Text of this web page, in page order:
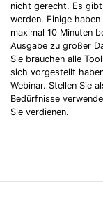
nicht gerecht. Es
werden. Einige
maximal 10 Minuten
Ausgabe zu großer
Sie brauchen alle
sich vorgestellt
Webinar. Stellen Sie
Bedürfnisse
Sie verdienen.